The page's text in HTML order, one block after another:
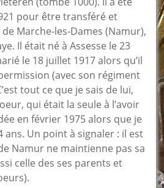
pour être transféré et
Marche-les-Dames (Namur),
Il était né à Assesse le 23
le 18 juillet 1917 alors qu’il
(avec son régiment
tout ce que je sais de lui,
qui était la seule à l’avoir
en février 1975 alors que je
ans. Un point à signaler : il est
Namur ne maintienne pas sa
celle des ses parents et